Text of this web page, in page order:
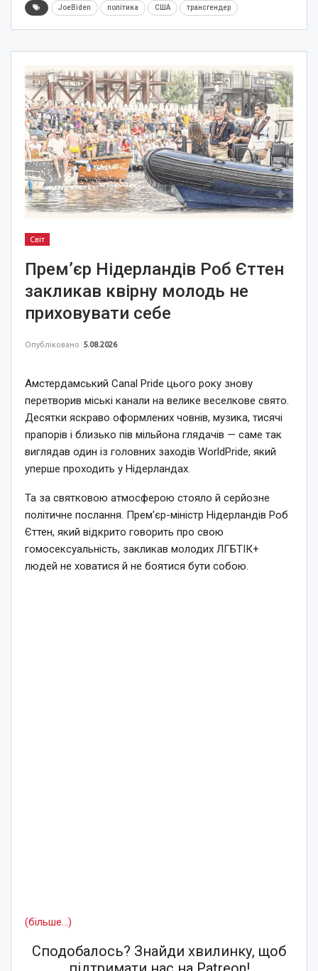
JoeBiden політика США трансгендер
Світ
Прем’єр Нідерландів Роб Єттен
закликав квірну молодь не
приховувати себе
Опубліковано 5.08.2026
Амстердамський Canal Pride цього року знову
перетворив міські канали на велике веселкове свято.
Десятки яскраво оформлених човнів, музика, тисячі
прапорів і близько пів мільйона глядачів — саме так
виглядав один із головних заходів WorldPride, який
уперше проходить у Нідерландах.
Та за святковою атмосферою стояло й серйозне
політичне послання. Прем’єр-міністр Нідерландів Роб
Єттен, який відкрито говорить про свою
гомосексуальність, закликав молодих ЛГБТІК+
людей не ховатися й не боятися бути собою.
(більше…)
Сподобалось? Знайди хвилинку, щоб